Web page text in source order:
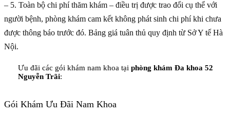
– 5. Toàn bộ chi phí thăm khám – điều trị được trao đổi cụ thể với
người bệnh, phòng khám cam kết không phát sinh chi phí khi chưa
được thông báo trước đó. Bảng giá tuân thủ quy định từ Sở Y tế Hà
Nội.
Ưu đãi các gói khám nam khoa tại phòng khám Đa khoa 52
Nguyễn Trãi:
Gói Khám Ưu Đãi Nam Khoa